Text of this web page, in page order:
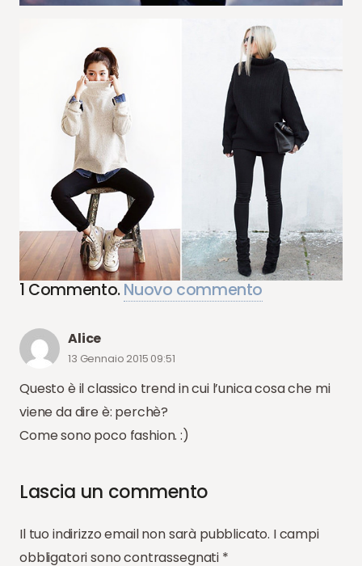
1 Commento.Nuovo commento
Alice
13 Gennaio 2015 09:51
Questo è il classico trend in cui l’unica cosa che mi
viene da dire è: perchè?
Come sono poco fashion. :)
Lascia un commento
Il tuo indirizzo email non sarà pubblicato. I campi
obbligatori sono contrassegnati *